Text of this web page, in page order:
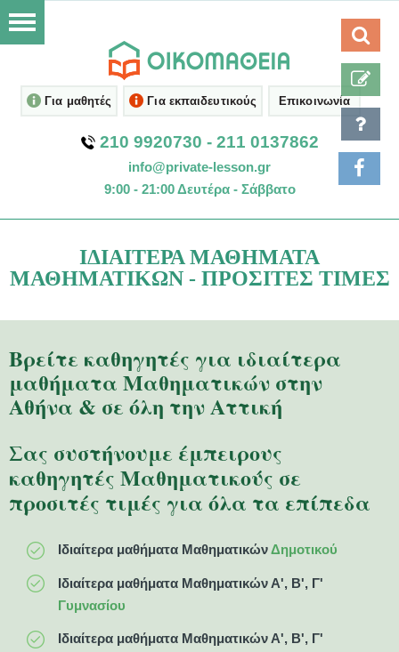
Για μαθητές Για εκπαιδευτικούς Επικοινωνία
210 9920730 - 211 0137862
info@private-lesson.gr
9:00 - 21:00 Δευτέρα - Σάββατο
ΙΔΙΑΙΤΕΡΑ ΜΑΘΗΜΑΤΑ
ΜΑΘΗΜΑΤΙΚΩΝ - ΠΡΟΣΙΤΕΣ ΤΙΜΕΣ
Βρείτε καθηγητές για ιδιαίτερα
μαθήματα Μαθηματικών στην
Αθήνα & σε όλη την Αττική
Σας συστήνουμε έμπειρους
καθηγητές Μαθηματικούς σε
προσιτές τιμές για όλα τα επίπεδα
Ιδιαίτερα μαθήματα ΜαθηματικώνΔημοτικού
Ιδιαίτερα μαθήματα Μαθηματικών Α', Β', Γ'
Γυμνασίου
Ιδιαίτερα μαθήματα Μαθηματικών Α', Β', Γ'